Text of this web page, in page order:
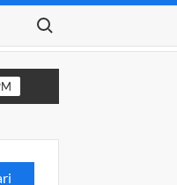
Search for:
2025